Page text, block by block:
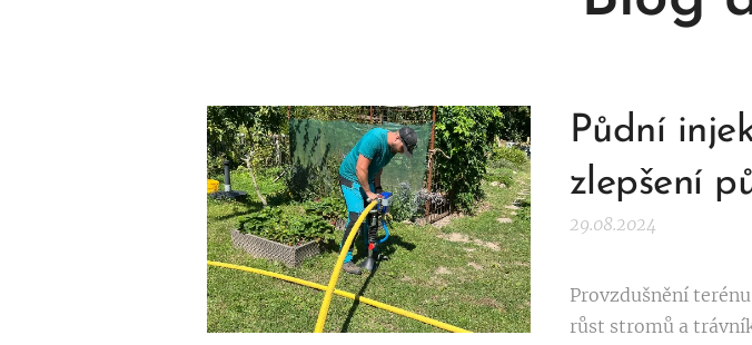
Půdní
zlepšení
29.08.2024
Provzdušnění
růst stromů a